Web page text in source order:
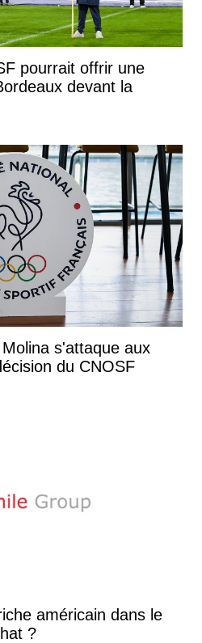
pourrait offrir une
devant la
s'attaque aux
du CNOSF
américain dans le
?